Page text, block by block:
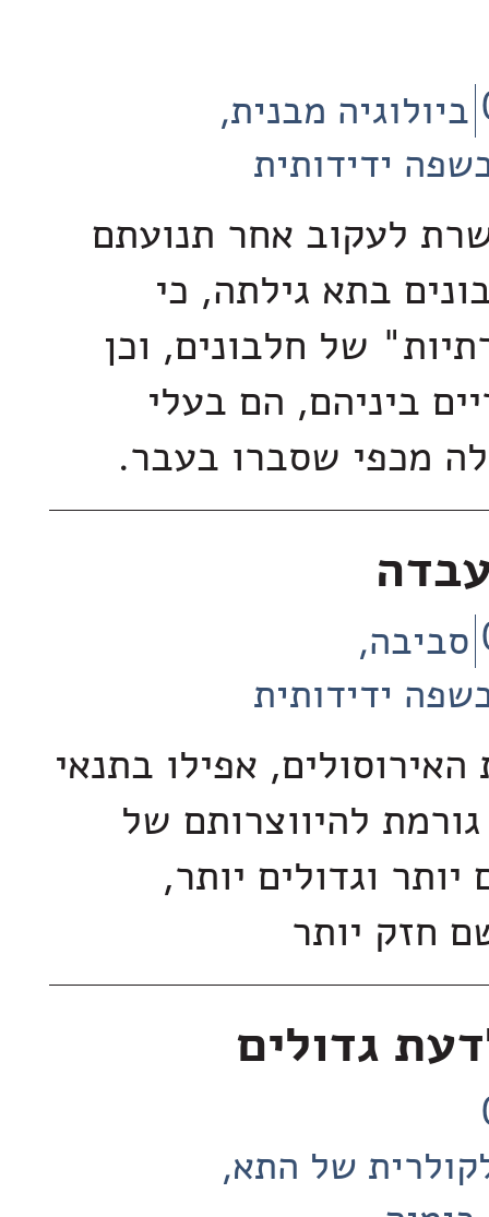
ביולוגיה מבנית
ידידותית
לעקוב אחר תנועתם
בתא גילתה, כי
של חלבונים, וכן
ביניהם, הם בעלי
מכפי שסברו בעבר.
סביבה
ידידותית
האירוסולים, אפילו בתנאי
גורמת להיווצרותם של
יותר וגדולים יותר,
חזק יותר
גדולים
של התא